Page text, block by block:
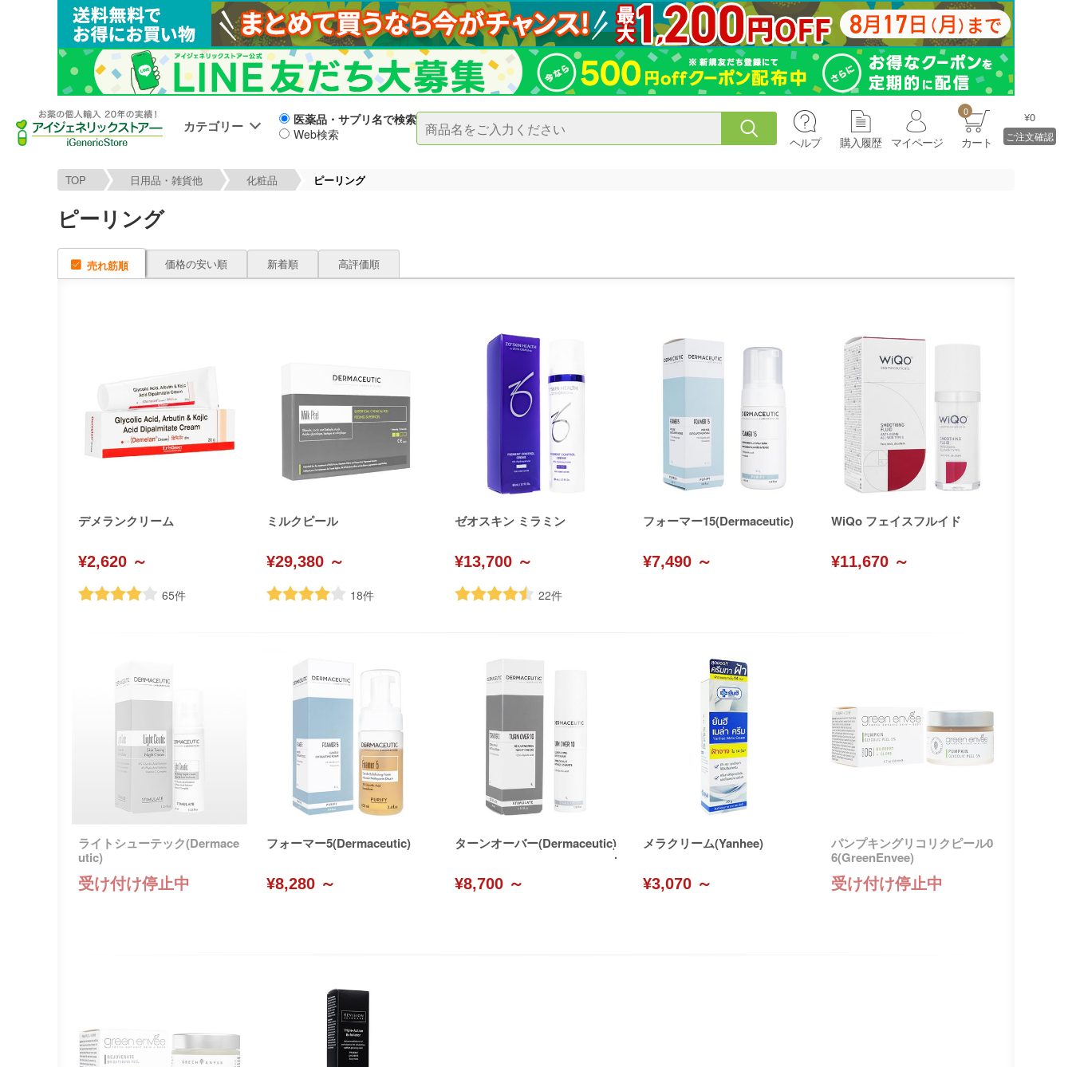
カテゴリー
医薬品・サプリ名で検索
Web検索
ヘルプ 購入履歴 マイページ
0
カート
¥0
ご注文確認
TOP 日用品・雑貨他 化粧品 ピーリング
ピーリング
売れ筋順 価格の安い順 新着順 高評価順
デメランクリーム
¥2,620 ～
65件
ミルクピール
¥29,380 ～
18件
ゼオスキン ミラミン
¥13,700 ～
22件
フォーマー15(Dermaceutic)
¥7,490 ～
WiQo フェイスフルイド
¥11,670 ～
ライトシューテック(Dermace
utic)
受け付け停止中
フォーマー5(Dermaceutic)
¥8,280 ～
ターンオーバー(Dermaceutic)
¥8,700 ～
メラクリーム(Yanhee)
¥3,070 ～
パンプキングリコリクピール0
6(GreenEnvee)
受け付け停止中